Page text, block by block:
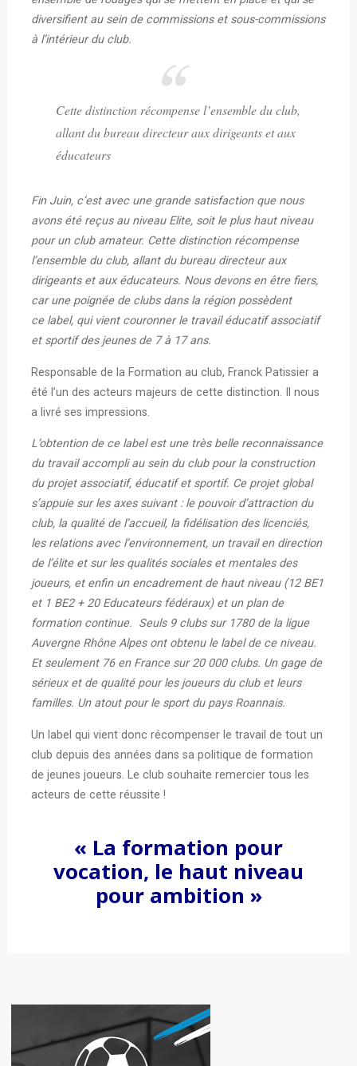
diversifient au sein de commissions et sous-commissions
à l’intérieur du club.
Cette distinction récompense l’ensemble du club,
allant du bureau directeur aux dirigeants et aux
éducateurs
Fin Juin, c’est avec une grande satisfaction que nous
avons été reçus au niveau Elite, soit le plus haut niveau
pour un club amateur. Cette distinction récompense
l’ensemble du club, allant du bureau directeur aux
dirigeants et aux éducateurs. Nous devons en être fiers,
car une poignée de clubs dans la région possèdent
ce label, qui vient couronner le travail éducatif associatif
et sportif des jeunes de 7 à 17 ans.
Responsable de la Formation au club, Franck Patissier a
été l’un des acteurs majeurs de cette distinction. Il nous
a livré ses impressions.
L’obtention de ce label est une très belle reconnaissance
du travail accompli au sein du club pour la construction
du projet associatif, éducatif et sportif. Ce projet global
s’appuie sur les axes suivant : le pouvoir d’attraction du
club, la qualité de l’accueil, la fidélisation des licenciés,
les relations avec l’environnement, un travail en direction
de l’élite et sur les qualités sociales et mentales des
joueurs, et enfin un encadrement de haut niveau (12 BE1
et 1 BE2 + 20 Educateurs fédéraux) et un plan de
formation continue. Seuls 9 clubs sur 1780 de la ligue
Auvergne Rhône Alpes ont obtenu le label de ce niveau.
Et seulement 76 en France sur 20 000 clubs. Un gage de
sérieux et de qualité pour les joueurs du club et leurs
familles. Un atout pour le sport du pays Roannais.
Un label qui vient donc récompenser le travail de tout un
club depuis des années dans sa politique de formation
de jeunes joueurs. Le club souhaite remercier tous les
acteurs de cette réussite !
« La formation pour
vocation, le haut niveau
pour ambition »